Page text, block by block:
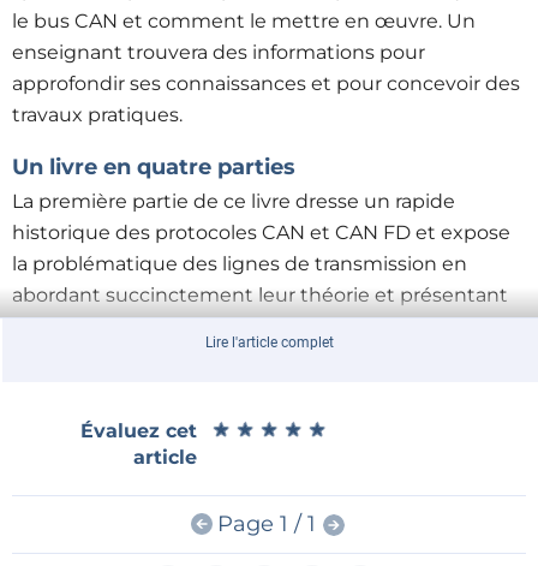
le bus CAN et comment le mettre en œuvre. Un
enseignant trouvera des informations pour
approfondir ses connaissances et pour concevoir des
travaux pratiques.
Un livre en quatre parties
La première partie de ce livre dresse un rapide
historique des protocoles CAN et CAN FD et expose
la problématique des lignes de transmission en
abordant succinctement leur théorie et présentant
en détaillant successivement la fonction logique du
réseau, les transcepteurs CAN, les contrôleurs CAN, la
courantes, les répéteurs et les passerelles. Les
Lire l'article complet
Évaluez cet
article
★ ★ ★ ★ ★
★ ★ ★ ★ ★
Page 1 / 1